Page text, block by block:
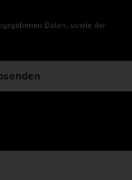
Daten, sowie der